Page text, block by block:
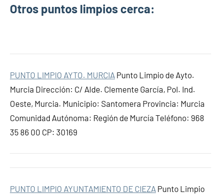
Otros puntos limpios cerca:
PUNTO LIMPIO AYTO. MURCIA Punto Limpio de Ayto.
Murcia Dirección: C/ Alde. Clemente García, Pol. Ind.
Oeste, Murcia. Municipio: Santomera Provincia: Murcia
Comunidad Autónoma: Región de Murcía Teléfono: 968
35 86 00 CP: 30169
PUNTO LIMPIO AYUNTAMIENTO DE CIEZA Punto Limpio